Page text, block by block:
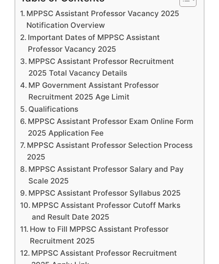
MPPSC Assistant Professor Vacancy 2025
Notification Overview
Important Dates of MPPSC Assistant
Professor Vacancy 2025
MPPSC Assistant Professor Recruitment
2025 Total Vacancy Details
MP Government Assistant Professor
Recruitment 2025 Age Limit
Qualifications
MPPSC Assistant Professor Exam Online Form
2025 Application Fee
MPPSC Assistant Professor Selection Process
2025
MPPSC Assistant Professor Salary and Pay
Scale 2025
MPPSC Assistant Professor Syllabus 2025
MPPSC Assistant Professor Cutoff Marks
and Result Date 2025
How to Fill MPPSC Assistant Professor
Recruitment 2025
MPPSC Assistant Professor Recruitment